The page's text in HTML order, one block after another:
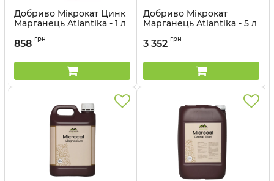
Добриво Мікрокат Цинк
Марганець Atlantika - 1 л
858 грн
Добриво Мікрокат
Марганець Atlantika - 5 л
3 352 грн